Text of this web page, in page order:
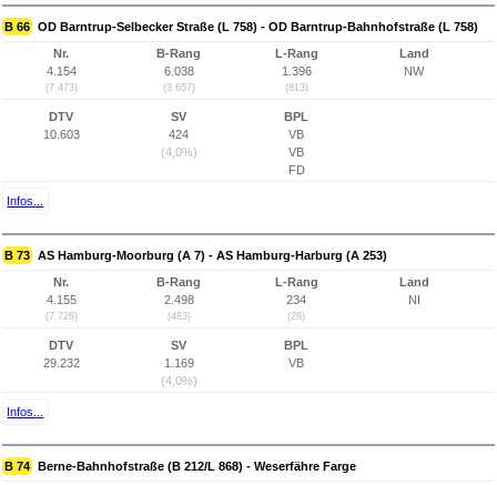
B 66 OD Barntrup-Selbecker Straße (L 758) - OD Barntrup-Bahnhofstraße (L 758)
Nr.
4.154
(7.473)
B-Rang
6.038
(3.657)
L-Rang
1.396
(813)
Land
NW
DTV
10.603
SV
424
(4,0%)
BPL
VB
VB
FD
Infos...
B 73 AS Hamburg-Moorburg (A 7) - AS Hamburg-Harburg (A 253)
Nr.
4.155
(7.726)
B-Rang
2.498
(483)
L-Rang
234
(28)
Land
NI
DTV
29.232
SV
1.169
(4,0%)
BPL
VB
Infos...
B 74 Berne-Bahnhofstraße (B 212/L 868) - Weserfähre Farge